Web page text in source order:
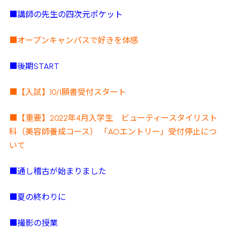
■講師の先生の四次元ポケット
■オープンキャンパスで好きを体感
■後期START
■【入試】10/1願書受付スタート
■ 【重要】2022年4月入学生 ビューティースタイリスト
科（美容師養成コース） 「AOエントリー」受付停止につ
いて
■通し稽古が始まりました
■夏の終わりに
■撮影の授業